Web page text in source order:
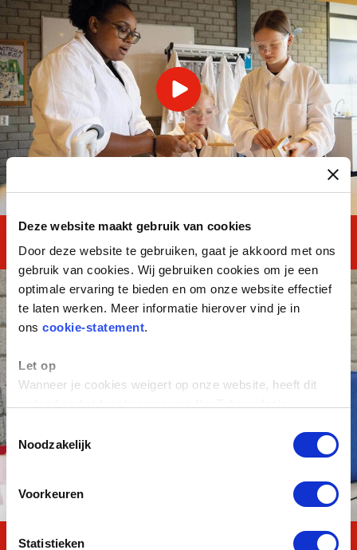
Deze website maakt gebruik van cookies
Door deze website te gebruiken, gaat je akkoord met ons
gebruik van cookies. Wij gebruiken cookies om je een
optimale ervaring te bieden en om onze website effectief
te laten werken. Meer informatie hierover vind je in
ons cookie-statement.
Let op
Wanneer je cookies weigert op onze website, heeft dit
Noodzakelijk
Voorkeuren
Statistieken